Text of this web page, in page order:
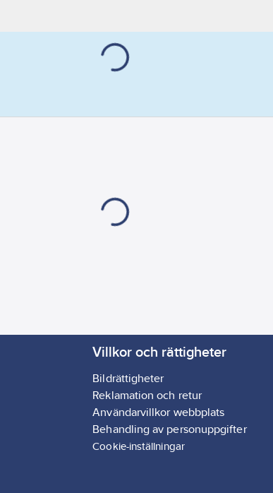
Villkor och rättigheter
Bildrättigheter
Reklamation och retur
Användarvillkor webbplats
Behandling av personuppgifter
Cookie-inställningar